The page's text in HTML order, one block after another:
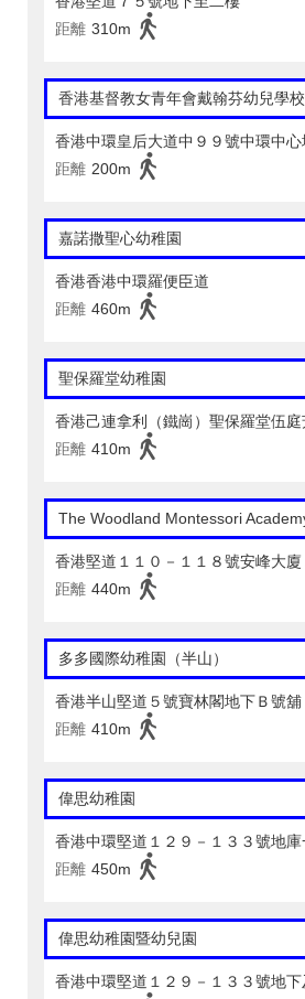
距離 310m
香港基督教女青年會戴翰芬幼兒學校
香港中環皇后大道中９９號中環中心
距離 200m
嘉諾撒聖心幼稚園
香港香港中環羅便臣道
距離 460m
聖保羅堂幼稚園
香港己連拿利（鐵崗）聖保羅堂伍
距離 410m
The Woodland Montessori
香港堅道１１０－１１８號安峰大
距離 440m
多多國際幼稚園（半山）
香港半山堅道５號寶林閣地下Ｂ號舖
距離 410m
偉思幼稚園
香港中環堅道１２９－１３３號地庫
距離 450m
偉思幼稚園暨幼兒園
香港中環堅道１２９－１３３號地